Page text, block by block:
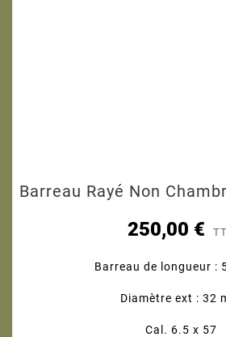
Barreau Rayé Non
250,00 €
Barreau de longueur :
Diamètre ext : 32
Cal. 6.5 x 57